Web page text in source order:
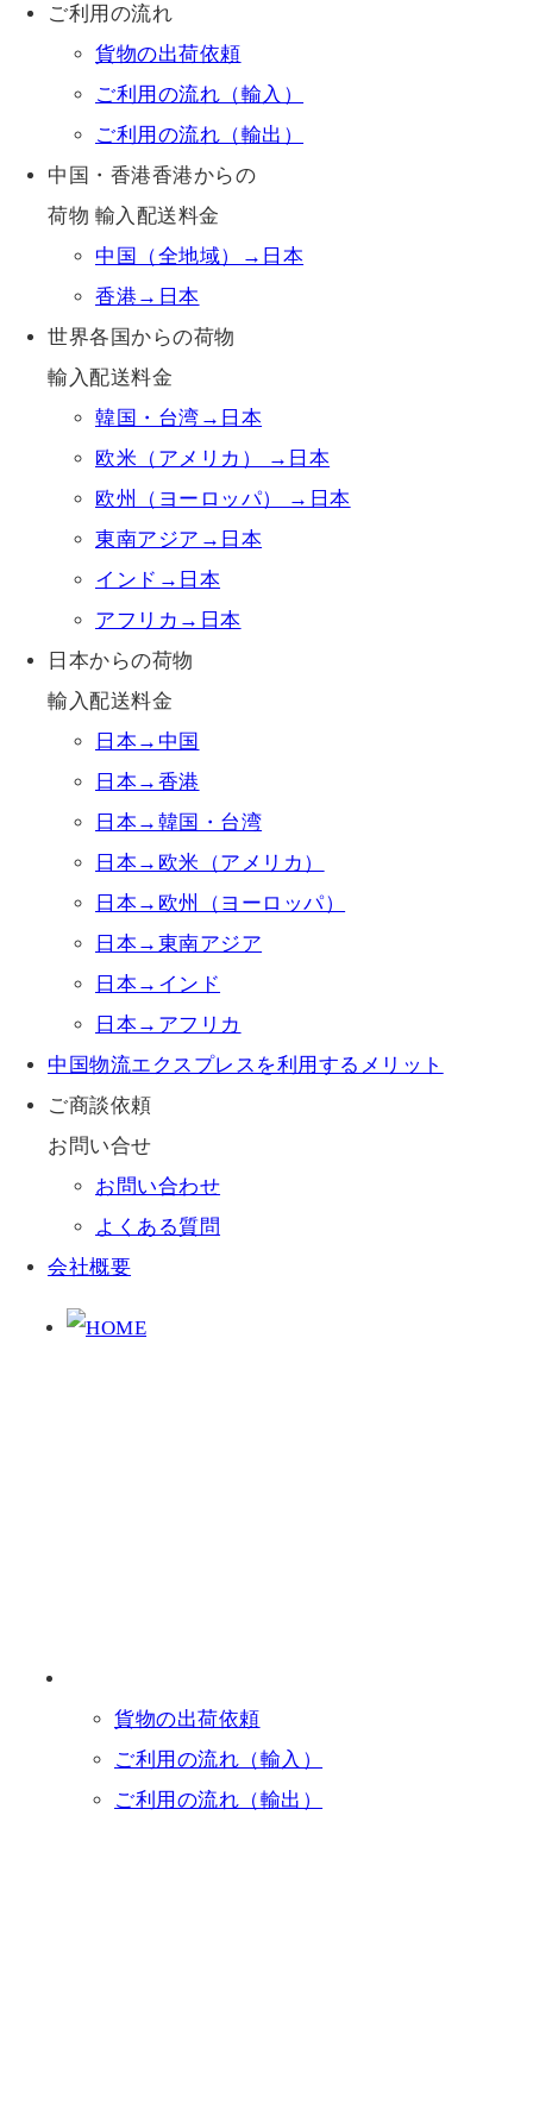
ご利用の流れ
貨物の出荷依頼
ご利用の流れ（輸入）
ご利用の流れ（輸出）
中国・香港香港からの
荷物 輸入配送料金
中国（全地域）→日本
香港→日本
世界各国からの荷物
輸入配送料金
韓国・台湾→日本
欧米（アメリカ） →日本
欧州（ヨーロッパ） →日本
東南アジア→日本
インド→日本
アフリカ→日本
日本からの荷物
輸入配送料金
日本→中国
日本→香港
日本→韓国・台湾
日本→欧米（アメリカ）
日本→欧州（ヨーロッパ）
日本→東南アジア
日本→インド
日本→アフリカ
中国物流エクスプレスを利用するメリット
ご商談依頼
お問い合せ
お問い合わせ
よくある質問
会社概要
貨物の出荷依頼
ご利用の流れ（輸入）
ご利用の流れ（輸出）